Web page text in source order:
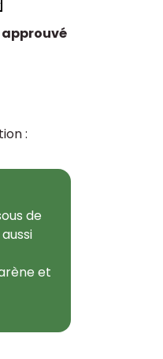
:
de
et